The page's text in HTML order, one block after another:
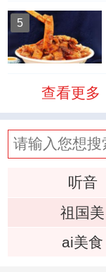
5
查看更多
听音
祖国美
ai美食